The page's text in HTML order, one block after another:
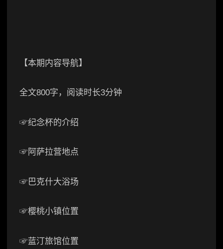
【本期内容导航】
全文800字，阅读时长3分钟
☞纪念杯的介绍
☞阿萨拉营地点
☞巴克什大浴场
☞樱桃小镇位置
☞蓝汀旅馆位置